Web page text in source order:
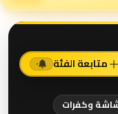
متابعة الفئة ٠
وكفرات